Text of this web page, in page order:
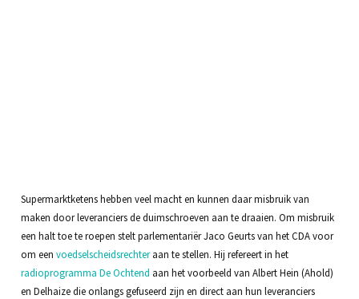
Supermarktketens hebben veel macht en kunnen daar misbruik van
maken door leveranciers de duimschroeven aan te draaien. Om misbruik
een halt toe te roepen stelt parlementariër Jaco Geurts van het CDA voor
om een voedselscheidsrechteraan te stellen. Hij refereert in het
radioprogramma De Ochtend aan het voorbeeld van Albert Hein (Ahold)
en Delhaize die onlangs gefuseerd zijn en direct aan hun leveranciers